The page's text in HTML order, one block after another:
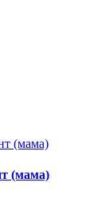
(мама)